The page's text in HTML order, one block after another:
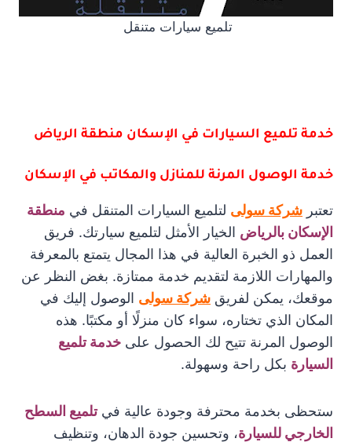
تلميع سيارات متنقل
خدمة تلميع السيارات في الإسكان منطقة الرياض
خدمة الوصول المرنة للمنازل والمكاتب في الإسكان
تعتبر شركة سولى لتلميع السيارات المتنقل في منطقة
الإسكان بالرياض الخيار الأمثل لتلميع سيارتك. فريق
العمل ذو الخبرة العالية في هذا المجال يتمتع بالمعرفة
والمهارات اللازمة لتقديم خدمة ممتازة. بغض النظر عن
موقعك، يمكن لفريق شركة سولى الوصول إليك في
المكان الذي تختاره، سواء كان منزلًا أو مكتبًا. هذه
الوصول المرنة تتيح لك الحصول على خدمة تلميع
السيارة بكل راحة وسهولة.
ستحظى بخدمة محترفة وجودة عالية فيتلميع السطح
الخارجي للسيارة، وتحسين جودة الدهان، وتنظيف